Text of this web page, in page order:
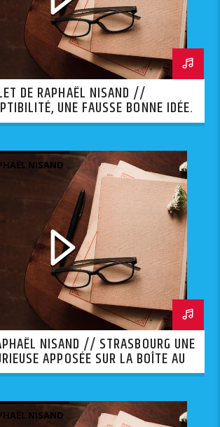
DE RAPHAËL NISAND //
UNE FAUSSE BONNE IDÉE.
NISAND
NISAND // STRASBOURG UNE
APPOSÉE SUR LA BOÎTE AUX
D’UNE SYNAGOGUE.
NISAND